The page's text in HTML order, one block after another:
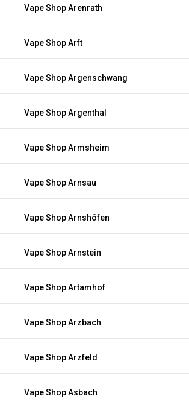
Vape Shop Arenrath
Vape Shop Arft
Vape Shop Argenschwang
Vape Shop Argenthal
Vape Shop Armsheim
Vape Shop Arnsau
Vape Shop Arnshöfen
Vape Shop Arnstein
Vape Shop Artamhof
Vape Shop Arzbach
Vape Shop Arzfeld
Vape Shop Asbach